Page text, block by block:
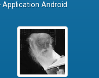
Application Android